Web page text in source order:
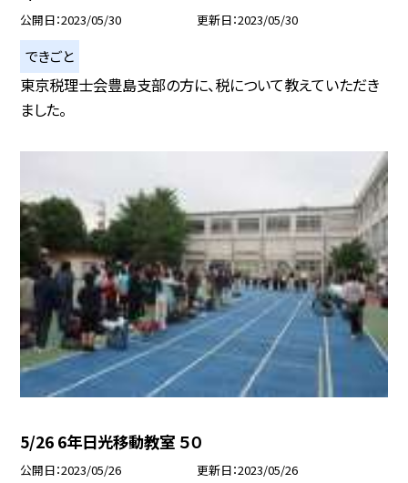
公開日 2023/05/30 更新日 2023/05/30
できごと
東京税理士会豊島支部の方に、税について教えていただき
ました。
5/26 6年日光移動教室 ５０
公開日 2023/05/26 更新日 2023/05/26